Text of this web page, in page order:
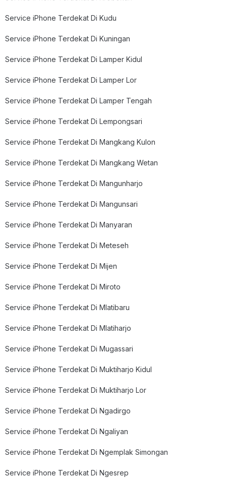
Service iPhone Terdekat Di Kudu
Service iPhone Terdekat Di Kuningan
Service iPhone Terdekat Di Lamper Kidul
Service iPhone Terdekat Di Lamper Lor
Service iPhone Terdekat Di Lamper Tengah
Service iPhone Terdekat Di Lempongsari
Service iPhone Terdekat Di Mangkang Kulon
Service iPhone Terdekat Di Mangkang Wetan
Service iPhone Terdekat Di Mangunharjo
Service iPhone Terdekat Di Mangunsari
Service iPhone Terdekat Di Manyaran
Service iPhone Terdekat Di Meteseh
Service iPhone Terdekat Di Mijen
Service iPhone Terdekat Di Miroto
Service iPhone Terdekat Di Mlatibaru
Service iPhone Terdekat Di Mlatiharjo
Service iPhone Terdekat Di Mugassari
Service iPhone Terdekat Di Muktiharjo Kidul
Service iPhone Terdekat Di Muktiharjo Lor
Service iPhone Terdekat Di Ngadirgo
Service iPhone Terdekat Di Ngaliyan
Service iPhone Terdekat Di Ngemplak Simongan
Service iPhone Terdekat Di Ngesrep